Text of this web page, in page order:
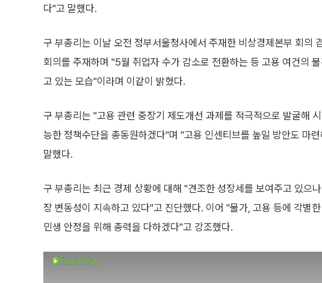
다"고 말했다.
구 부총리는 이날 오전 정부서울청사에서 주재한 비상경제본부 회의
회의를 주재하며 "5월 취업자 수가 감소로 전환하는 등 고용 여건의
고 있는 모습"이라며 이같이 밝혔다.
구 부총리는 "고용 관련 중장기 제도개선 과제를 적극적으로 발굴해
능한 정책수단을 총동원하겠다"며 "고용 인센티브를 높일 방안도 마
말했다.
구 부총리는 최근 경제 상황에 대해 "견조한 성장세를 보여주고 있으
장 변동성이 지속하고 있다"고 진단했다. 이어 "물가, 고용 등에 각별
민생 안정을 위해 총력을 다하겠다"고 강조했다.